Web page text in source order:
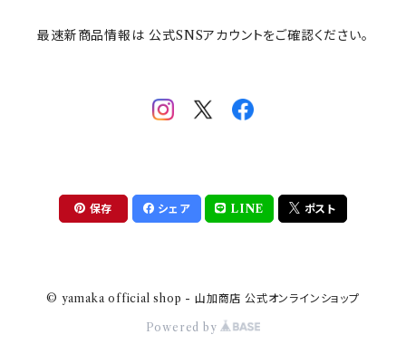
mofsand×日比谷花壇
ちびまる子ちゃんandクレヨンしんちゃん
HANAE MORI(ハナエモリ)
THE BEATLES(ザ・ビートルズ)
【山加商店×yaeko】migratory bird
隅切り重箱
HAPPY DINING(ハッピーダイニング)
SoSo(ソソ）
最速新商品情報は 公式SNSアカウントをご確認ください。
保存 シェア LINE ポスト
© yamaka official shop - 山加商店 公式オンラインショップ
Powered by